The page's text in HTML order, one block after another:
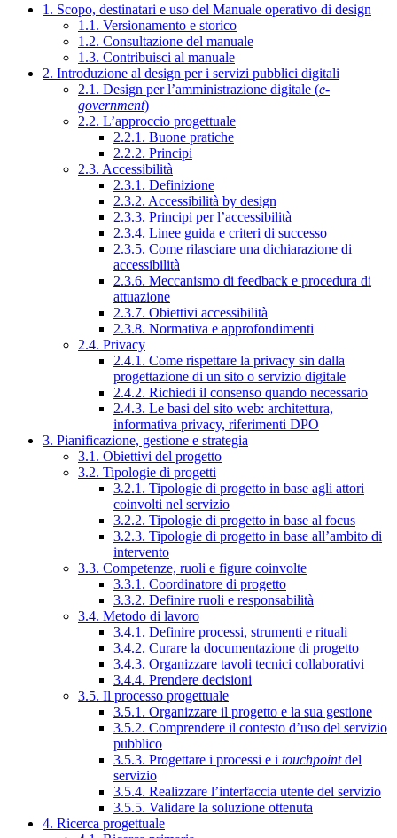
1. Scopo, destinatari e uso del Manuale operativo di design
1.1. Versionamento e storico
1.2. Consultazione del manuale
1.3. Contribuisci al manuale
2. Introduzione al design per i servizi pubblici digitali
2.1. Design per l’amministrazione digitale (e-
government)
2.2. L’approccio progettuale
2.2.1. Buone pratiche
2.2.2. Principi
2.3. Accessibilità
2.3.1. Definizione
2.3.2. Accessibilità by design
2.3.3. Principi per l’accessibilità
2.3.4. Linee guida e criteri di successo
2.3.5. Come rilasciare una dichiarazione di
accessibilità
2.3.6. Meccanismo di feedback e procedura di
attuazione
2.3.7. Obiettivi accessibilità
2.3.8. Normativa e approfondimenti
2.4. Privacy
2.4.1. Come rispettare la privacy sin dalla
progettazione di un sito o servizio digitale
2.4.2. Richiedi il consenso quando necessario
2.4.3. Le basi del sito web: architettura,
informativa privacy, riferimenti DPO
3. Pianificazione, gestione e strategia
3.1. Obiettivi del progetto
3.2. Tipologie di progetti
3.2.1. Tipologie di progetto in base agli attori
coinvolti nel servizio
3.2.2. Tipologie di progetto in base al focus
3.2.3. Tipologie di progetto in base all’ambito di
intervento
3.3. Competenze, ruoli e figure coinvolte
3.3.1. Coordinatore di progetto
3.3.2. Definire ruoli e responsabilità
3.4. Metodo di lavoro
3.4.1. Definire processi, strumenti e rituali
3.4.2. Curare la documentazione di progetto
3.4.3. Organizzare tavoli tecnici collaborativi
3.4.4. Prendere decisioni
3.5. Il processo progettuale
3.5.1. Organizzare il progetto e la sua gestione
3.5.2. Comprendere il contesto d’uso del servizio
pubblico
3.5.3. Progettare i processi e i touchpointdel
servizio
3.5.4. Realizzare l’interfaccia utente del servizio
3.5.5. Validare la soluzione ottenuta
4. Ricerca progettuale